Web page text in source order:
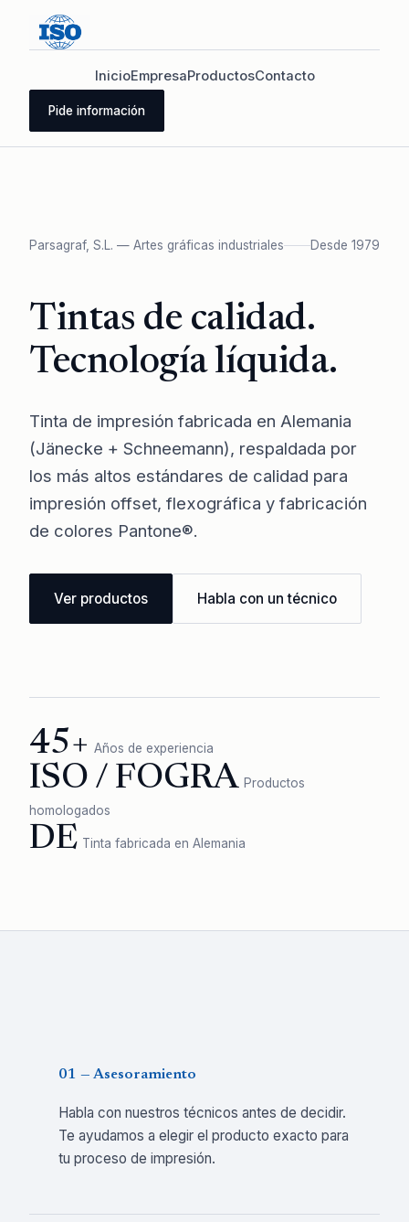
InicioEmpresaProductosContacto
Pide información
Parsagraf, S.L. — Artes gráficas industriales Desde 1979
Tintas de calidad.
Tecnología líquida.
Tinta de impresión fabricada en Alemania
(Jänecke + Schneemann), respaldada por
los más altos estándares de calidad para
impresión offset, flexográfica y fabricación
de colores Pantone®.
Ver productos Habla con un técnico
45+ Años de experiencia
ISO / FOGRA Productos
homologados
DE Tinta fabricada en Alemania
01 — Asesoramiento
Habla con nuestros técnicos antes de decidir.
Te ayudamos a elegir el producto exacto para
tu proceso de impresión.